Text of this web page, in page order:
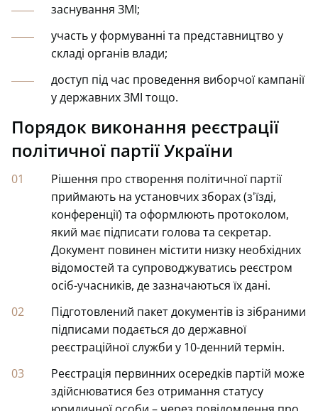
заснування ЗМІ;
участь у формуванні та представництво у
складі органів влади;
доступ під час проведення виборчої кампанії
у державних ЗМІ тощо.
Порядок виконання реєстрації
політичної партії України
Рішення про створення політичної партії
приймають на установчих зборах (з'їзді,
конференції) та оформлюють протоколом,
який має підписати голова та секретар.
Документ повинен містити низку необхідних
відомостей та супроводжуватись реєстром
осіб-учасників, де зазначаються їх дані.
Підготовлений пакет документів із зібраними
підписами подається до державної
реєстраційної служби у 10-денний термін.
Реєстрація первинних осередків партій може
здійснюватися без отримання статусу